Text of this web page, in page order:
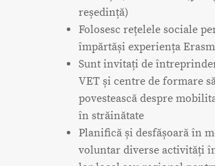
reședință)
Folosesc rețelele sociale
împărtăși experiența
Sunt invitați de
VET și centre de formare
povestească despre
în străinătate
Planifică și desfășoară în
voluntar diverse activități